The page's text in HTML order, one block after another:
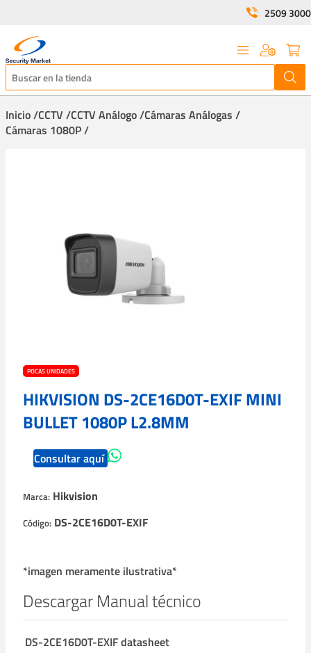
2509 3000
Inicio /CCTV /CCTV Análogo /Cámaras Análogas /
Cámaras 1080P /
POCAS UNIDADES
HIKVISION DS-2CE16D0T-EXIF MINI
BULLET 1080P L2.8MM
Consultar aquí
Marca: Hikvision
Código: DS-2CE16D0T-EXIF
*imagen meramente ilustrativa*
Descargar Manual técnico
DS-2CE16D0T-EXIF datasheet